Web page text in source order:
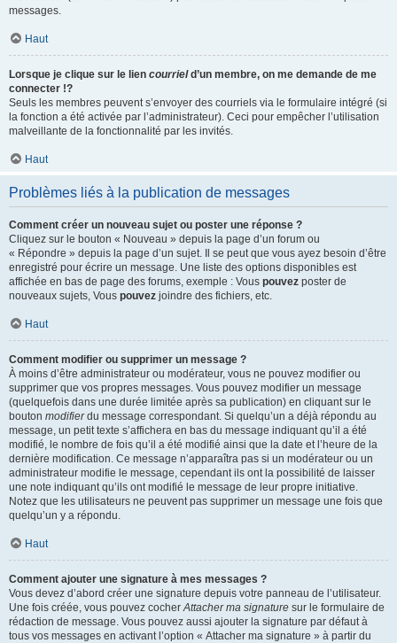
messages.
Haut
Lorsque je clique sur le lien courrield’un membre, on me demande de me
connecter !?
Seuls les membres peuvent s’envoyer des courriels via le formulaire intégré (si
la fonction a été activée par l’administrateur). Ceci pour empêcher l’utilisation
malveillante de la fonctionnalité par les invités.
Haut
Problèmes liés à la publication de messages
Comment créer un nouveau sujet ou poster une réponse ?
Cliquez sur le bouton « Nouveau » depuis la page d’un forum ou
« Répondre » depuis la page d’un sujet. Il se peut que vous ayez besoin d’être
enregistré pour écrire un message. Une liste des options disponibles est
affichée en bas de page des forums, exemple : Vous pouvez poster de
nouveaux sujets, Vous pouvez joindre des fichiers, etc.
Haut
Comment modifier ou supprimer un message ?
À moins d’être administrateur ou modérateur, vous ne pouvez modifier ou
supprimer que vos propres messages. Vous pouvez modifier un message
(quelquefois dans une durée limitée après sa publication) en cliquant sur le
bouton modifierdu message correspondant. Si quelqu’un a déjà répondu au
message, un petit texte s’affichera en bas du message indiquant qu’il a été
modifié, le nombre de fois qu’il a été modifié ainsi que la date et l’heure de la
dernière modification. Ce message n’apparaîtra pas si un modérateur ou un
administrateur modifie le message, cependant ils ont la possibilité de laisser
une note indiquant qu’ils ont modifié le message de leur propre initiative.
Notez que les utilisateurs ne peuvent pas supprimer un message une fois que
quelqu’un y a répondu.
Haut
Comment ajouter une signature à mes messages ?
Vous devez d’abord créer une signature depuis votre panneau de l’utilisateur.
Une fois créée, vous pouvez cocherAttacher ma signature sur le formulaire de
rédaction de message. Vous pouvez aussi ajouter la signature par défaut à
tous vos messages en activant l’option « Attacher ma signature » à partir du